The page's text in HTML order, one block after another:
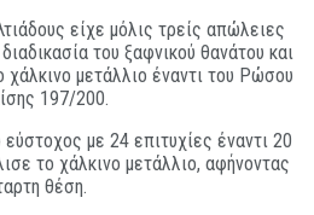
είχε μόλις τρείς απώλειες
του ξαφνικού θανάτου και
χάλκινο μετάλλιο έναντι του Ρώσου
197/200.
με 24 επιτυχίες έναντι 20
το χάλκινο μετάλλιο, αφήνοντας
θέση.